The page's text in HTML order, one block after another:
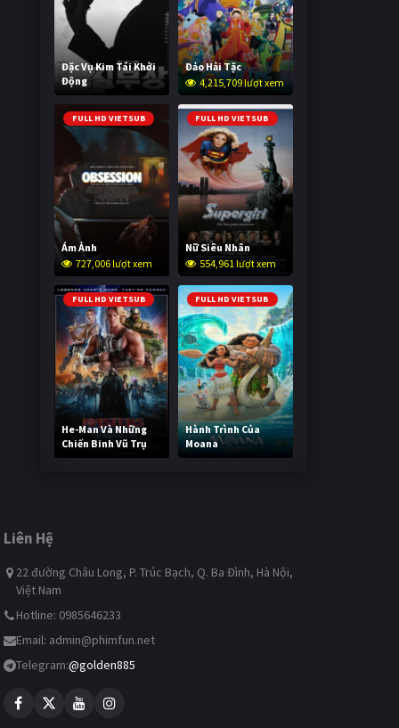
Đặc Vụ Kim Tái Khởi
Động
603,520 lượt xem
Đảo Hải Tặc
4,215,709 lượt xem
FULL HD VIETSUB
Ám Ảnh
727,006 lượt xem
FULL HD VIETSUB
Nữ Siêu Nhân
554,961 lượt xem
FULL HD VIETSUB
He-Man Và Những
Chiến Binh Vũ Trụ
245,671 lượt xem
FULL HD VIETSUB
Hành Trình Của
Moana
496,613 lượt xem
Liên Hệ
22 đường Châu Long, P. Trúc Bạch, Q. Ba Đình, Hà Nội,
Việt Nam
Hotline: 0985646233
Email: admin@phimfun.net
Telegram:@golden885